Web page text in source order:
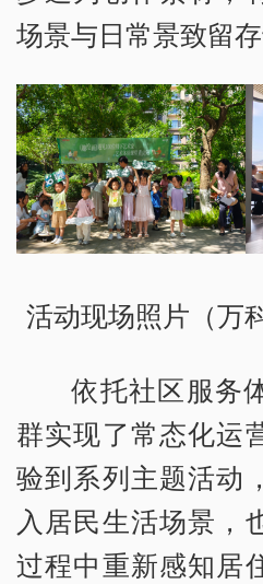
场景与日常景致留存
活动现场照片（万
依托社区服务
群实现了常态化运
验到系列主题活动
入居民生活场景，
过程中重新感知居